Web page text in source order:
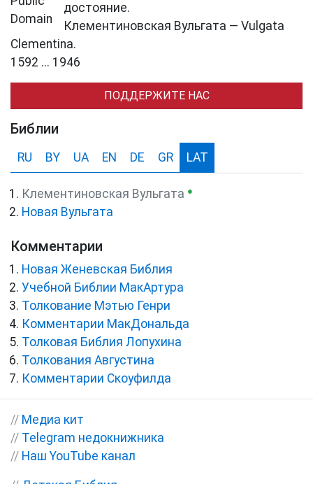
достояние.
Клементиновская Вульгата — Vulgata
Clementina.
1592 ... 1946
ПОДДЕРЖИТЕ НАС
Библии
RU BY UA EN DE GR LAT
Клементиновская Вульгата ●
Новая Вульгата
Комментарии
Новая Женевская Библия
Учебной Библии МакАртура
Толкование Мэтью Генри
Комментарии МакДональда
Толковая Библия Лопухина
Толкования Августина
Комментарии Скоуфилда
// Медиа кит
// Telegram недокнижника
// Наш YouTube канал